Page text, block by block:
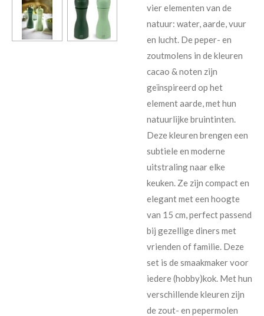
vier elementen van de
natuur: water, aarde, vuur
en lucht. De peper- en
zoutmolens in de kleuren
cacao & noten zijn
geïnspireerd op het
element aarde, met hun
natuurlijke bruintinten.
Deze kleuren brengen een
subtiele en moderne
uitstraling naar elke
keuken. Ze zijn compact en
elegant met een hoogte
van 15 cm, perfect passend
bij gezellige diners met
vrienden of familie. Deze
set is de smaakmaker voor
iedere (hobby)kok. Met hun
verschillende kleuren zijn
de zout- en pepermolen